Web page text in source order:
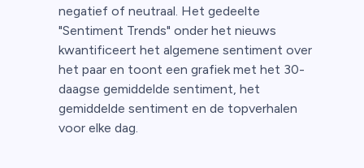
negatief of neutraal. Het gedeelte
"Sentiment Trends" onder het nieuws
kwantificeert het algemene sentiment over
het paar en toont een grafiek met het 30-
daagse gemiddelde sentiment, het
gemiddelde sentiment en de topverhalen
voor elke dag.